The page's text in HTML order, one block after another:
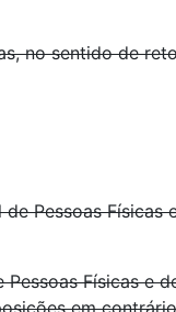
no sentido de
Pessoas Físicas
Físicas e
em